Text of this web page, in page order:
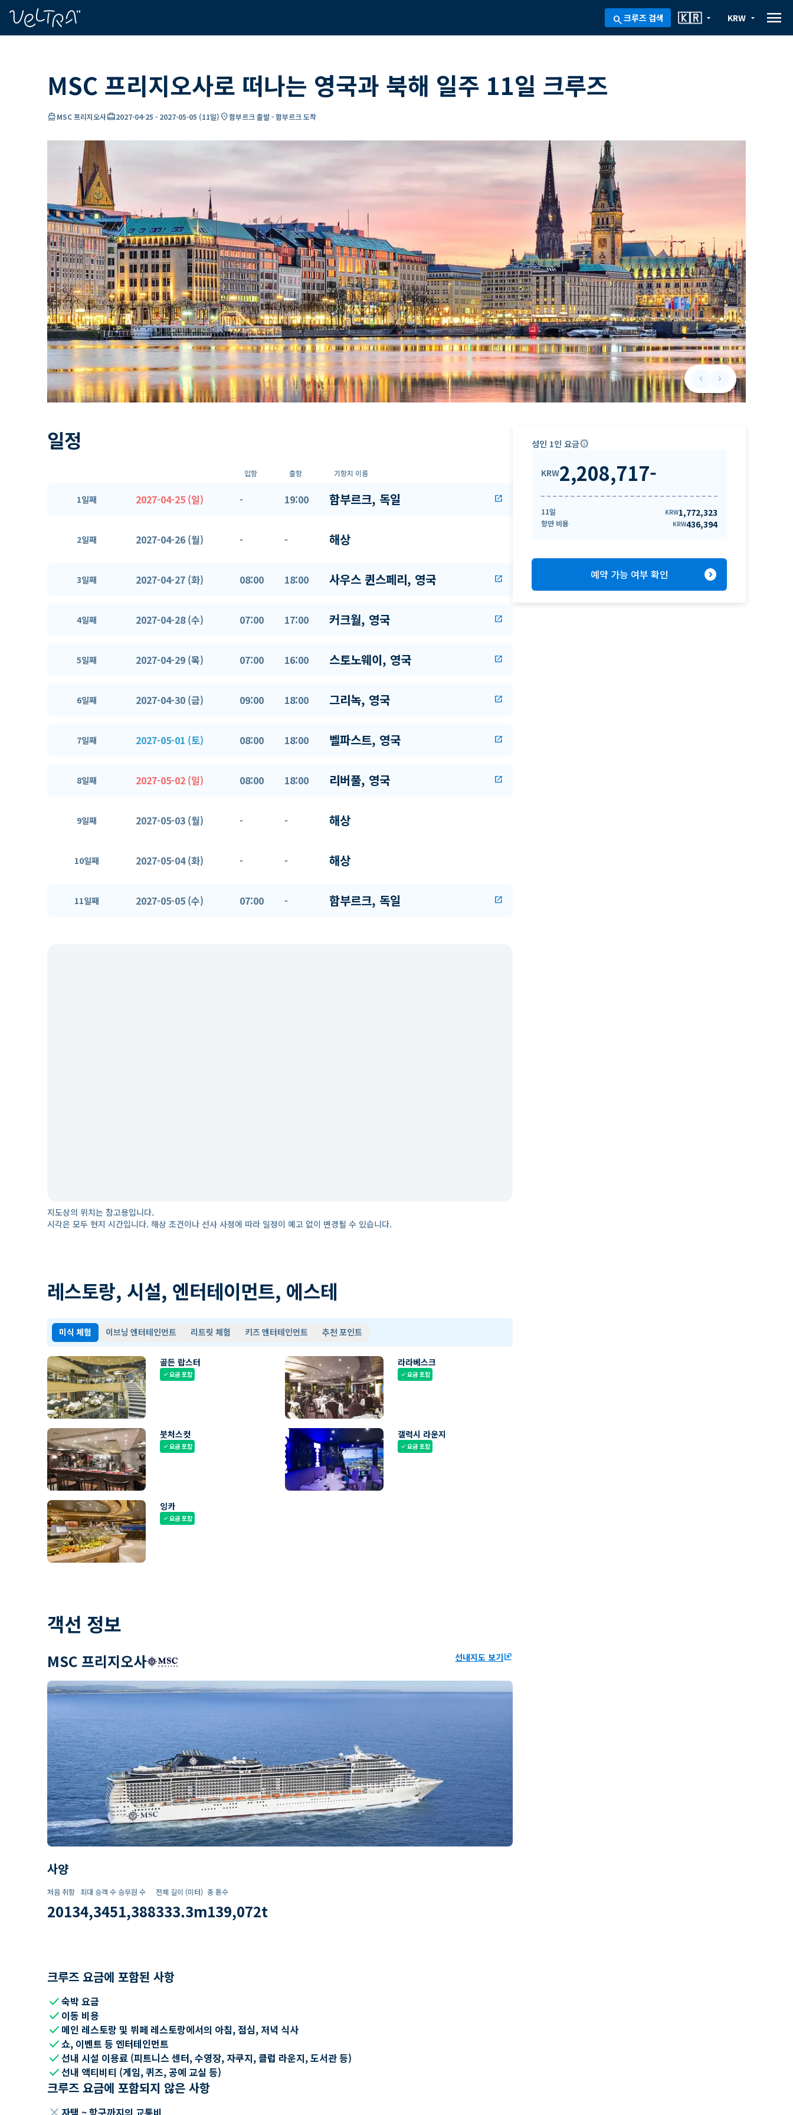
search크루즈 검색 arrow_drop_down
🇰🇷 arrow_drop_down
KRW menu
MSC 프리지오사로 떠나는 영국과 북해 일주 11일 크루즈
directions_boatMSC 프리지오사card_travel2027-04-25 - 2027-05-05 (11일) location_on함부르크 출발 - 함부르크 도착
keyboard_arrow_leftPrevious slide
keyboard_arrow_rightNext slide
일정
입항 출항 기항지 이름
1일째 2027-04-25 (일) - 19:00 함부르크, 독일 open_in_new
2일째 2027-04-26 (월) - - 해상
3일째 2027-04-27 (화) 08:00 18:00 사우스 퀸스페리, 영국 open_in_new
4일째 2027-04-28 (수) 07:00 17:00 커크월, 영국 open_in_new
5일째 2027-04-29 (목) 07:00 16:00 스토노웨이, 영국 open_in_new
6일째 2027-04-30 (금) 09:00 18:00 그리녹, 영국 open_in_new
7일째 2027-05-01 (토) 08:00 18:00 벨파스트, 영국 open_in_new
8일째 2027-05-02 (일) 08:00 18:00 리버풀, 영국 open_in_new
9일째 2027-05-03 (월) - - 해상
10일째 2027-05-04 (화) - - 해상
11일째 2027-05-05 (수) 07:00 - 함부르크, 독일 open_in_new
지도상의 위치는 참고용입니다.
시각은 모두 현지 시간입니다. 해상 조건이나 선사 사정에 따라 일정이 예고 없이 변경될 수 있습니다.
레스토랑, 시설, 엔터테이먼트, 에스테
미식 체험 이브닝 엔터테인먼트 리트릿 체험 키즈 엔터테인먼트 추천 포인트
골든 랍스터
check요금 포함
라라베스크
check요금 포함
붓처스컷
check요금 포함
갤럭시 라운지
check요금 포함
잉카
check요금 포함
객선 정보
MSC 프리지오사 선내지도 보기ungroup
사양
처음 취항
2013
최대 승객 수
4,345
승무원 수
1,388
전체 길이 (미터)
333.3m
총 톤수
139,072t
크루즈 요금에 포함된 사항
check숙박 요금
check 이동 비용
check 메인 레스토랑 및 뷔페 레스토랑에서의 아침, 점심, 저녁 식사
check쇼, 이벤트 등 엔터테인먼트
check선내 시설 이용료 (피트니스 센터, 수영장, 자쿠지, 클럽 라운지, 도서관 등)
check선내 액티비티 (게임, 퀴즈, 공예 교실 등)
크루즈 요금에 포함되지 않은 사항
자택 ~ 항구까지의 교통비
성인 1인 요금info
KRW2,208,717-
11일 KRW1,772,323
항만 비용 KRW436,394
예약 가능 여부 확인 expand_circle_right